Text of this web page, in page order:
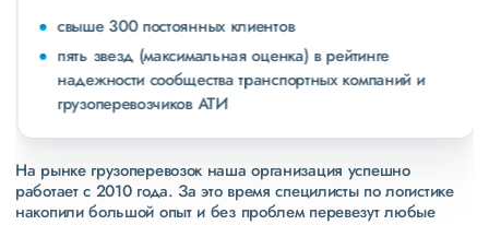
свыше 300 постоянных клиентов
пять звезд (максимальная оценка) в рейтинге
надежности сообщества транспортных компаний и
грузоперевозчиков АТИ
На рынке грузоперевозок наша организация успешно
работает с 2010 года. За это время специлисты по логистике
накопили большой опыт и без проблем перевезут любые